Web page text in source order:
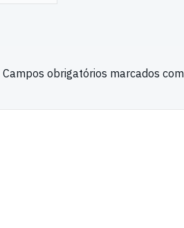
Campos obrigatórios marcados com